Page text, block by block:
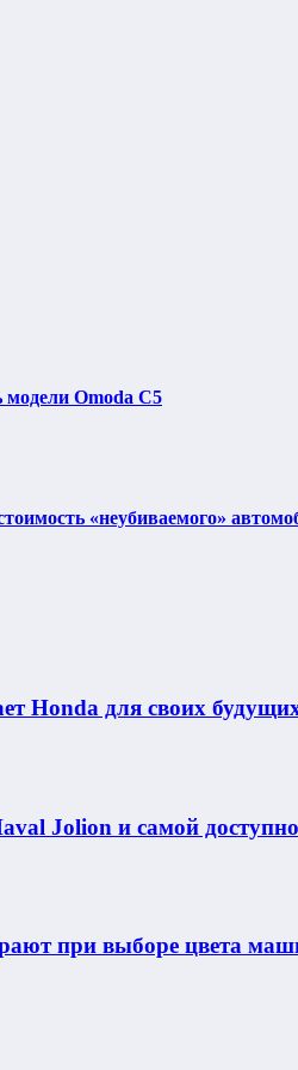
Omoda C5
«неубиваемого»
Honda для своих
Jolion и самой
при выборе цвета